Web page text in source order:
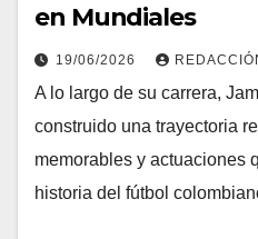
en Mundiales
19/06/2026
A lo largo de su carrera,
construido una trayectoria
memorables y actuaciones
historia del fútbol